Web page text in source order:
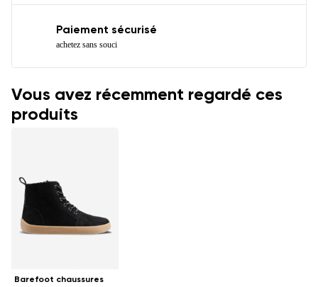
Paiement sécurisé
achetez sans souci
Vous avez récemment regardé ces
produits
Barefoot chaussures